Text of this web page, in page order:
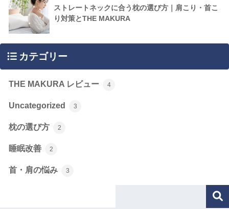
ストレートネックに合う枕の選び方｜肩こり・首こ
り対策とTHE MAKURA
カテゴリー
THE MAKURA レビュー 4
Uncategorized 3
枕の選び方 2
睡眠改善 2
首・肩の悩み 3